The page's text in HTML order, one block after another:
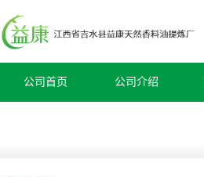
公司首页 公司介绍